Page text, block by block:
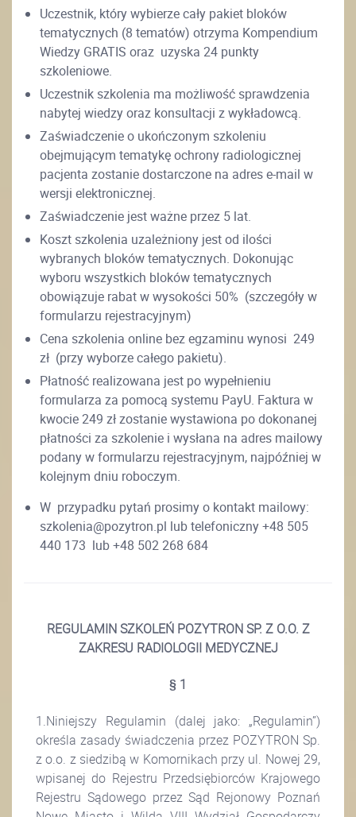
Uczestnik, który wybierze cały pakiet bloków
tematycznych (8 tematów) otrzyma Kompendium
Wiedzy GRATIS oraz uzyska 24 punkty
szkoleniowe.
Uczestnik szkolenia ma możliwość sprawdzenia
nabytej wiedzy oraz konsultacji z wykładowcą.
Zaświadczenie o ukończonym szkoleniu
obejmującym tematykę ochrony radiologicznej
pacjenta zostanie dostarczone na adres e-mail w
wersji elektronicznej.
Zaświadczenie jest ważne przez 5 lat.
Koszt szkolenia uzależniony jest od ilości
wybranych bloków tematycznych. Dokonując
wyboru wszystkich bloków tematycznych
obowiązuje rabat w wysokości 50% (szczegóły w
formularzu rejestracyjnym)
Cena szkolenia online bez egzaminu wynosi 249
zł (przy wyborze całego pakietu).
Płatność realizowana jest po wypełnieniu
formularza za pomocą systemu PayU. Faktura w
kwocie 249 zł zostanie wystawiona po dokonanej
płatności za szkolenie i wysłana na adres mailowy
podany w formularzu rejestracyjnym, najpóźniej w
kolejnym dniu roboczym.
W przypadku pytań prosimy o kontakt mailowy:
szkolenia@pozytron.pl lub telefoniczny +48 505
440 173 lub +48 502 268 684
REGULAMIN SZKOLEŃ POZYTRON SP. Z O.O. Z
ZAKRESU RADIOLOGII MEDYCZNEJ
§ 1
1.Niniejszy Regulamin (dalej jako: „Regulamin”)
określa zasady świadczenia przez POZYTRON Sp.
z o.o. z siedzibą w Komornikach przy ul. Nowej 29,
wpisanej do Rejestru Przedsiębiorców Krajowego
Rejestru Sądowego przez Sąd Rejonowy Poznań